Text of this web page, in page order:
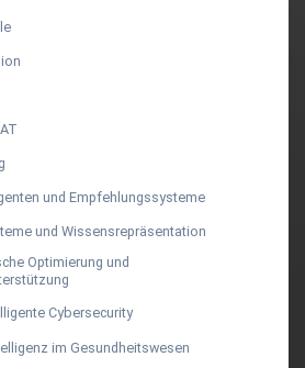
und Empfehlungssysteme
und Wissensrepräsentation
Optimierung und
Cybersecurity
im Gesundheitswesen